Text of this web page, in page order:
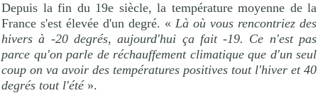
Depuis la fin du 19e siècle, la température moyenne de la
France s'est élevée d'un degré. « Là où vous rencontriez des
hivers à -20 degrés, aujourd'hui ça fait -19. Ce n'est pas
parce qu'on parle de réchauffement climatique que d'un seul
coup on va avoir des températures positives tout l'hiver et 40
degrés tout l'été».